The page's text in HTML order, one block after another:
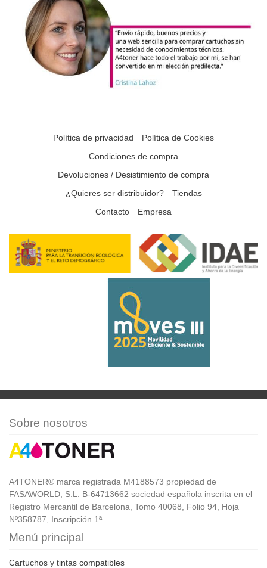
Política de privacidad
Política de Cookies
Condiciones de compra
Devoluciones / Desistimiento de compra
¿Quieres ser distribuidor?
Tiendas
Contacto
Empresa
Sobre nosotros
A4TONER® marca registrada M4188573 propiedad de
FASAWORLD, S.L. B-64713662 sociedad española inscrita en el
Registro Mercantil de Barcelona, Tomo 40068, Folio 94, Hoja
Nº358787, Inscripción 1ª
Menú principal
Cartuchos y tintas compatibles